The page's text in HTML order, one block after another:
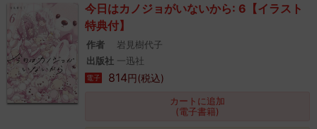
今日はカノジョがいないから: 6【イラスト
特典付】
作者
岩見樹代子
出版社
一迅社
電子 814円(税込)
カートに追加
(電子書籍)